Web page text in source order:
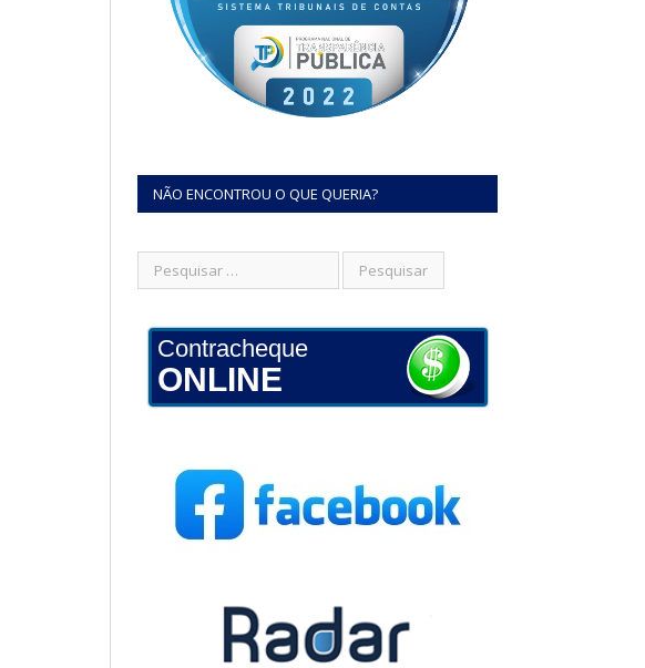
NÃO ENCONTROU O QUE QUERIA?
Contracheque
ONLINE